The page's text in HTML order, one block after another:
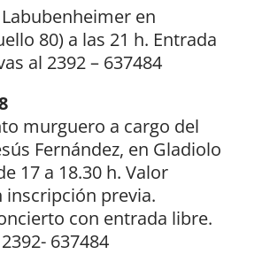
en
80) a las 21 h. Entrada
al 2392 – 637484
murguero a cargo del
Fernández, en Gladiolo
17 a 18.30 h. Valor
inscripción previa.
con entrada libre.
637484